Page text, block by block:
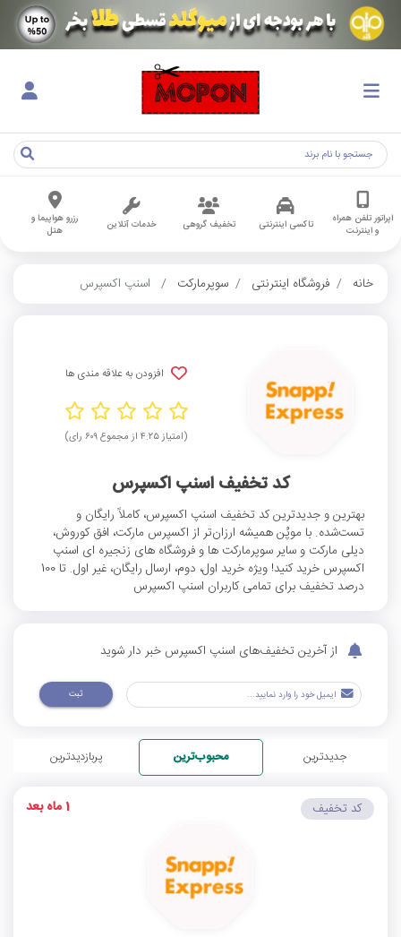
اپراتور تلفن همراه
و اینترنت
تاکسی اینترنتی تخفیف گروهی خدمات آنلاین
رزرو هواپیما و
هتل
خانه فروشگاه اینترنتی سوپرمارکت اسنپ اکسپرس
افزودن به علاقه مندی ها
(امتیاز ۴.۲۵ از مجموع ۶۰۹ رای)
کد تخفیف اسنپ اکسپرس
بهترین و جدیدترین کد تخفیف اسنپ اکسپرس، کاملاً رایگان و
تست‌شده. با موپُن همیشه ارزان‌تر از اکسپرس مارکت، افق کوروش،
دیلی مارکت و سایر سوپرمارکت ها و فروشگاه های زنجیره ای اسنپ
اکسپرس خرید کنید! ویژه خرید اول، دوم، ارسال رایگان، غیر اول. تا 100
درصد تخفیف برای تمامی کاربران اسنپ اکسپرس
از آخرین تخفیف‌های اسنپ اکسپرس خبر دار شوید
ثبت
جدیدترین محبوب‌ترین پربازدیدترین
کد تخفیف 1 ماه بعد